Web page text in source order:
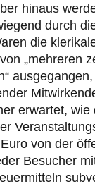
hinaus
durch
die
„mehreren
erwartet, wie
von der
Besucher